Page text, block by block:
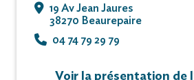
19 Av Jean Jaures
38270 Beaurepaire
04 74 79 29 79
Voir la présentation de